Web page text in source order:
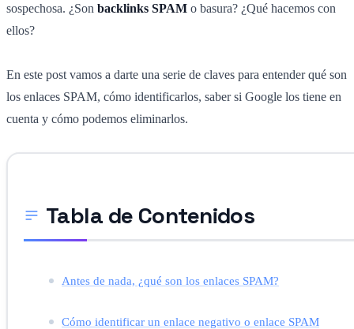
sospechosa. ¿Son backlinks SPAM o basura? ¿Qué hacemos con
ellos?
En este post vamos a darte una serie de claves para entender qué son
los enlaces SPAM, cómo identificarlos, saber si Google los tiene en
cuenta y cómo podemos eliminarlos.
Tabla de Contenidos
Antes de nada, ¿qué son los enlaces SPAM?
Cómo identificar un enlace negativo o enlace SPAM